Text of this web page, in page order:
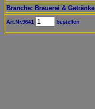
Branche: Brauerei & Getränke
Art.Nr.9641 bestellen